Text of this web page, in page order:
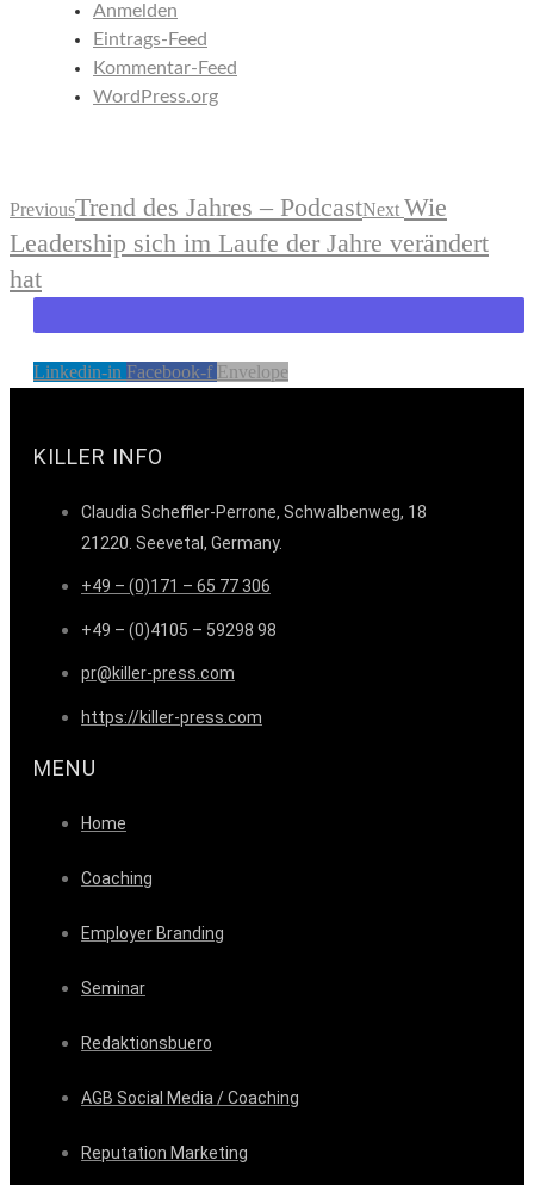
Anmelden
Eintrags-Feed
Kommentar-Feed
WordPress.org
PreviousTrend des Jahres – PodcastNext Wie
Leadership sich im Laufe der Jahre verändert
hat
Linkedin-in Facebook-f Envelope
KILLER INFO
Claudia Scheffler-Perrone, Schwalbenweg, 18
21220. Seevetal, Germany.
+49 – (0)171 – 65 77 306
+49 – (0)4105 – 59298 98
pr@killer-press.com
https://killer-press.com
MENU
Home
Coaching
Employer Branding
Seminar
Redaktionsbuero
AGB Social Media / Coaching
Reputation Marketing